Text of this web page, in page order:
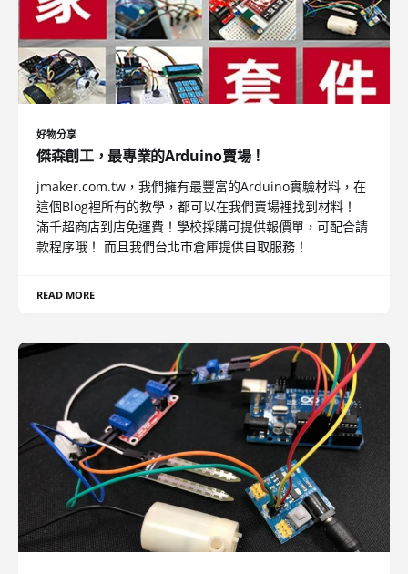
好物分享
傑森創工，最專業的Arduino賣場！
jmaker.com.tw，我們擁有最豐富的Arduino實驗材料，在
這個Blog裡所有的教學，都可以在我們賣場裡找到材料！
滿千超商店到店免運費！學校採購可提供報價單，可配合請
款程序哦！ 而且我們台北市倉庫提供自取服務！
READ MORE